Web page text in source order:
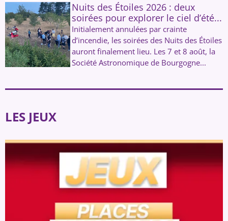
Nuits des Étoiles 2026 : deux
soirées pour explorer le ciel d’été...
Initialement annulées par crainte
d’incendie, les soirées des Nuits des Étoiles
auront finalement lieu. Les 7 et 8 août, la
Société Astronomique de Bourgogne...
LES JEUX